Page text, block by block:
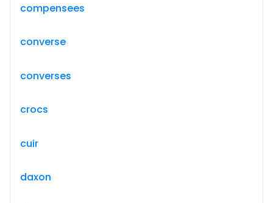
compensees
converse
converses
crocs
cuir
daxon